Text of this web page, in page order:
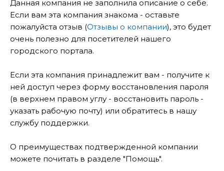
Данная компания не заполнила описание о себе.
Если вам эта компания знакома - оставьте
пожалуйста отзыв (Отзывы о компании), это будет
очень полезно для посетителей нашего
городского портала.
Если эта компания принадлежит вам - получите к
ней доступ через форму восстановления пароля
(в верхнем правом углу - восстановить пароль -
указать рабочую почту) или обратитесь в нашу
службу поддержки.
О преимуществах подтвержденной компании
можете почитать в разделе "Помощь".